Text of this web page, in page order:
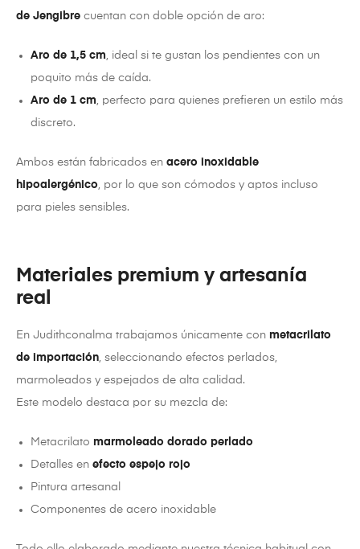
de Jengibre cuentan con doble opción de aro:
Aro de 1,5 cm , ideal si te gustan los pendientes con un
poquito más de caída.
Aro de 1 cm , perfecto para quienes prefieren un estilo más
discreto.
Ambos están fabricados en acero inoxidable
hipoalergénico , por lo que son cómodos y aptos incluso
para pieles sensibles.
Materiales premium y artesanía
real
En Judithconalma trabajamos únicamente con metacrilato
de importación , seleccionando efectos perlados,
marmoleados y espejados de alta calidad.
Este modelo destaca por su mezcla de:
Metacrilato marmoleado dorado perlado
Detalles enefecto espejo rojo
Pintura artesanal
Componentes de acero inoxidable